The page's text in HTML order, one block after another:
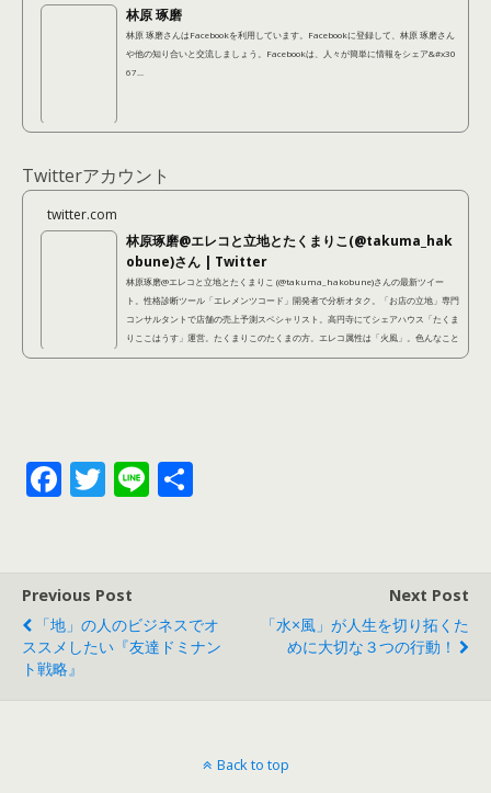
林原 琢磨
林原 琢磨さんはFacebookを利用しています。Facebookに登録して、林原 琢磨さん
や他の知り合いと交流しましょう。Facebookは、人々が簡単に情報をシェア&#x30
67...
Twitterアカウント
twitter.com
林原琢磨@エレコと立地とたくまりこ(@takuma_hak
obune)さん | Twitter
林原琢磨@エレコと立地とたくまりこ (@takuma_hakobune)さんの最新ツイー
ト。性格診断ツール「エレメンツコード」開発者で分析オタク。「お店の立地」専門
コンサルタントで店舗の売上予測スペシャリスト。高円寺にてシェアハウス「たくま
りここはうす」運営。たくまりこのたくまの方。エレコ属性は「火風」。色んなこと
に手を出しているように見えて、本当は不器用なので結局本質的にやっているのは同
F
b
o
o
k
T
er
Li
Previous Post
「地」の人のビジネスでオ
ススメしたい『友達ドミナン
ト戦略』
Next Post
「水×風」が人生を切り拓くた
めに大切な３つの行動！
Back to top